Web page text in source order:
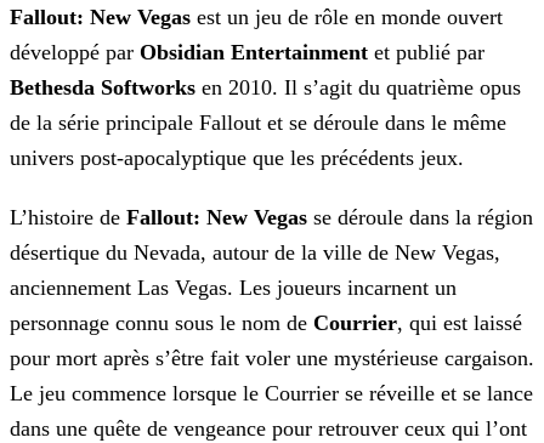
Fallout: New Vegas est un jeu de rôle en monde ouvert
développé par Obsidian Entertainment et publié par
Bethesda Softworks en 2010. Il s’agit du quatrième opus
de la série principale Fallout et se déroule dans le même
univers post-apocalyptique que les précédents jeux.
L’histoire de Fallout: New Vegas se déroule dans la région
désertique du Nevada, autour de la ville de New Vegas,
anciennement Las Vegas. Les joueurs incarnent un
personnage connu sous le nom de Courrier, qui est laissé
pour mort après s’être fait voler une mystérieuse cargaison.
Le jeu commence lorsque le Courrier se réveille et se lance
dans une quête de vengeance pour retrouver ceux qui l’ont